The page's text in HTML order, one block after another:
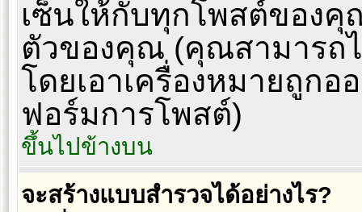
เซ็นให้กับทุกโพสต์ของคุ
ตัวของคุณ (คุณสามารถ
โดยเอาเครื่องหมายถูก
ฟอร์มการโพสต์)
ขึ้นไปข้างบน
จะสร้างแบบสำรวจได้อย่างไร?